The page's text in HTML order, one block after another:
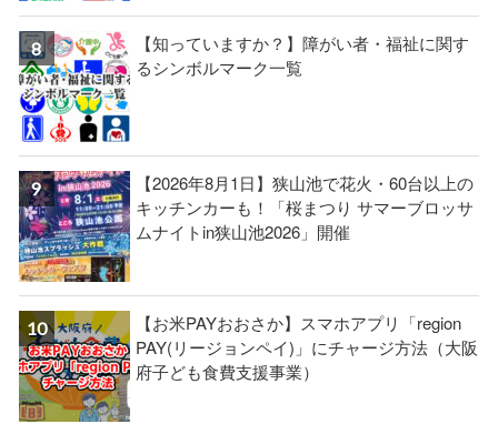
【知っていますか？】障がい者・福祉に関す
るシンボルマーク一覧
【2026年8月1日】狭山池で花火・60台以上の
キッチンカーも！「桜まつり サマーブロッサ
ムナイトin狭山池2026」開催
【お米PAYおおさか】スマホアプリ「region
PAY(リージョンペイ)」にチャージ方法（大阪
府子ども食費支援事業）